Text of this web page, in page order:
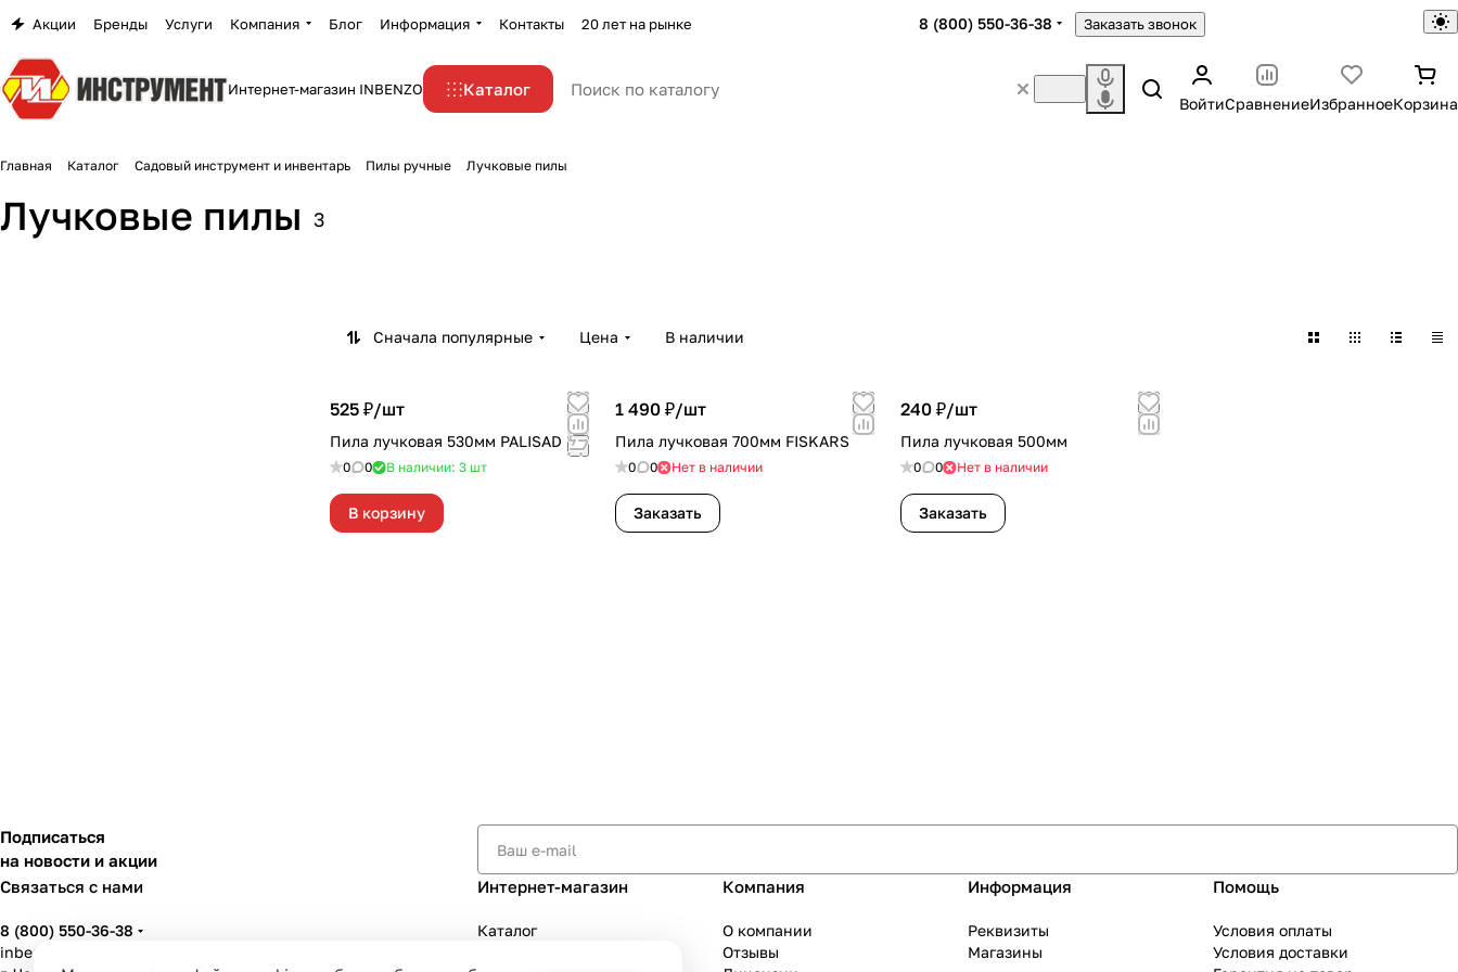
Акции Бренды Услуги Компания Блог Информация Контакты 20 лет на рынке 8 (800) 550-36-38 Заказать звонок
Интернет-магазин INBENZO Каталог
ВойтиСравнениеИзбранноеКорзина
Главная Каталог Садовый инструмент и инвентарь Пилы ручные Лучковые пилы
Лучковые пилы 3
Сначала популярные Цена В наличии
525 ₽/шт
Пила лучковая 530мм PALISAD
0 0 В наличии: 3 шт
В корзину
1 490 ₽/шт
Пила лучковая 700мм FISKARS
0 0 Нет в наличии
Заказать
240 ₽/шт
Пила лучковая 500мм
0 0 Нет в наличии
Заказать
Подписаться
на новости и акции
Связаться с нами
8 (800) 550-36-38
inbenzo35@list.ru
Интернет-магазин
Каталог
Компания
О компании
Отзывы
Информация
Реквизиты
Магазины
Помощь
Условия оплаты
Условия доставки